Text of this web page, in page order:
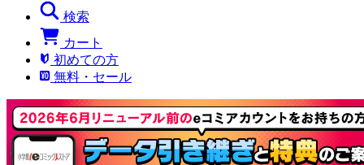
検索
カート
初めての方
無料・セール